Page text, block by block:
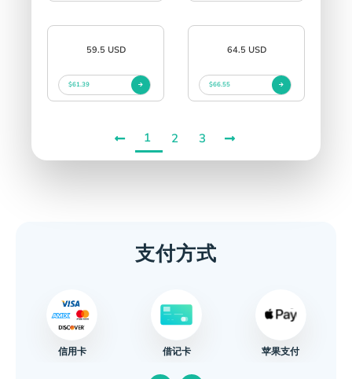
59.5 USD
$61.39
64.5 USD
$66.55
1 2 3
支付方式
信用卡 借记卡 苹果支付